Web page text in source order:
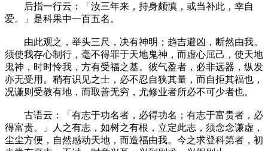
后指一行云：「汝三年来，持身颇慎，或当补此，幸自
爱。」是科果中一百五名。
由此观之，举头三尺，决有神明；趋吉避凶，断然由我。
须使我存心制行，毫不得罪于天地鬼神，而虚心屈己，使天地
鬼神，时时怜我，方有受福之基。彼气盈者，必非远器，纵发
亦无受用。稍有识见之士，必不忍自狭其量，而自拒其福也，
况谦则受教有地，而取善无穷，尤修业者所必不可少者也。
古语云：「有志于功名者，必得功名；有志于富贵者，必
得富贵。」人之有志，如树之有根，立定此志，须念念谦虚，
尘尘方便，自然感动天地，而造福由我。今之求登科第者，初